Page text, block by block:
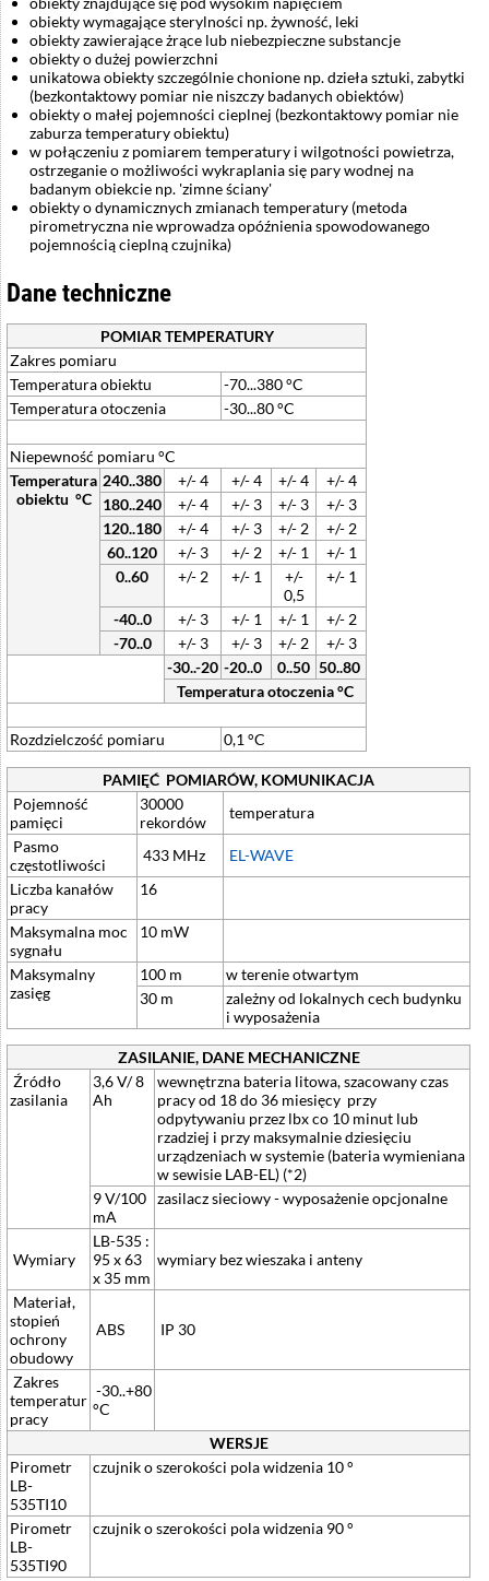
obiekty wymagające sterylności np. żywność, leki
obiekty zawierające żrące lub niebezpieczne substancje
obiekty o dużej powierzchni
unikatowa obiekty szczególnie chonione np. dzieła sztuki, zabytki
(bezkontaktowy pomiar nie niszczy badanych obiektów)
obiekty o małej pojemności cieplnej (bezkontaktowy pomiar nie
zaburza temperatury obiektu)
w połączeniu z pomiarem temperatury i wilgotności powietrza,
ostrzeganie o możliwości wykraplania się pary wodnej na
badanym obiekcie np. 'zimne ściany'
obiekty o dynamicznych zmianach temperatury (metoda
pirometryczna nie wprowadza opóźnienia spowodowanego
pojemnością cieplną czujnika)
Dane techniczne
POMIAR TEMPERATURY
Zakres pomiaru
Temperatura obiektu
-70...380 °C
Temperatura otoczenia
-30...80 °C
Niepewność pomiaru °C
Temperatura
obiektu °C
240..380 +/- 4 +/- 4 +/- 4
+/- 4
180..240
+/- 4 +/- 3 +/- 3
+/- 3
120..180
+/- 4 +/- 3 +/- 2
+/- 2
60..120
+/- 3 +/- 2 +/- 1
+/- 1
0..60
+/- 2 +/- 1
+/-
0,5
+/- 1
-40..0 +/- 3 +/- 1 +/- 1
+/- 2
-70..0
+/- 3 +/- 3 +/- 2
+/- 3
-30..-20 -20..0 0..50 50..80
Temperatura otoczenia °C
Rozdzielczość pomiaru 0,1 °C
PAMIĘĆ POMIARÓW, KOMUNIKACJA
Pojemność
pamięci
30000
rekordów
temperatura
Pasmo
częstotliwości
433 MHz
EL-WAVE
Liczba kanałów
pracy
16
Maksymalna moc
sygnału
10 mW
Maksymalny
zasięg
100 m
w terenie otwartym
30 m
zależny od lokalnych cech budynku
i wyposażenia
ZASILANIE, DANE MECHANICZNE
Źródło
zasilania
3,6 V/ 8
Ah
wewnętrzna bateria litowa, szacowany czas
pracy od 18 do 36 miesięcy przy
odpytywaniu przez lbx co 10 minut lub
rzadziej i przy maksymalnie dziesięciu
urządzeniach w systemie (bateria wymieniana
w sewisie LAB-EL) (*2)
9 V/100
mA
zasilacz sieciowy - wyposażenie opcjonalne
Wymiary
LB-535 :
95 x 63
x 35 mm
wymiary bez wieszaka i anteny
Materiał,
stopień
ochrony
obudowy
ABS IP 30
Zakres
temperatur
pracy
-30..+80
°C
WERSJE
Pirometr
LB-
535TI10
czujnik o szerokości pola widzenia 10 °
Pirometr
LB-
535TI90
czujnik o szerokości pola widzenia 90 °